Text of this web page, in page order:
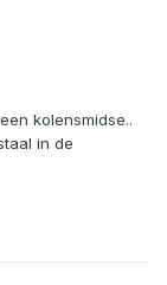
kolensmidse..
in de